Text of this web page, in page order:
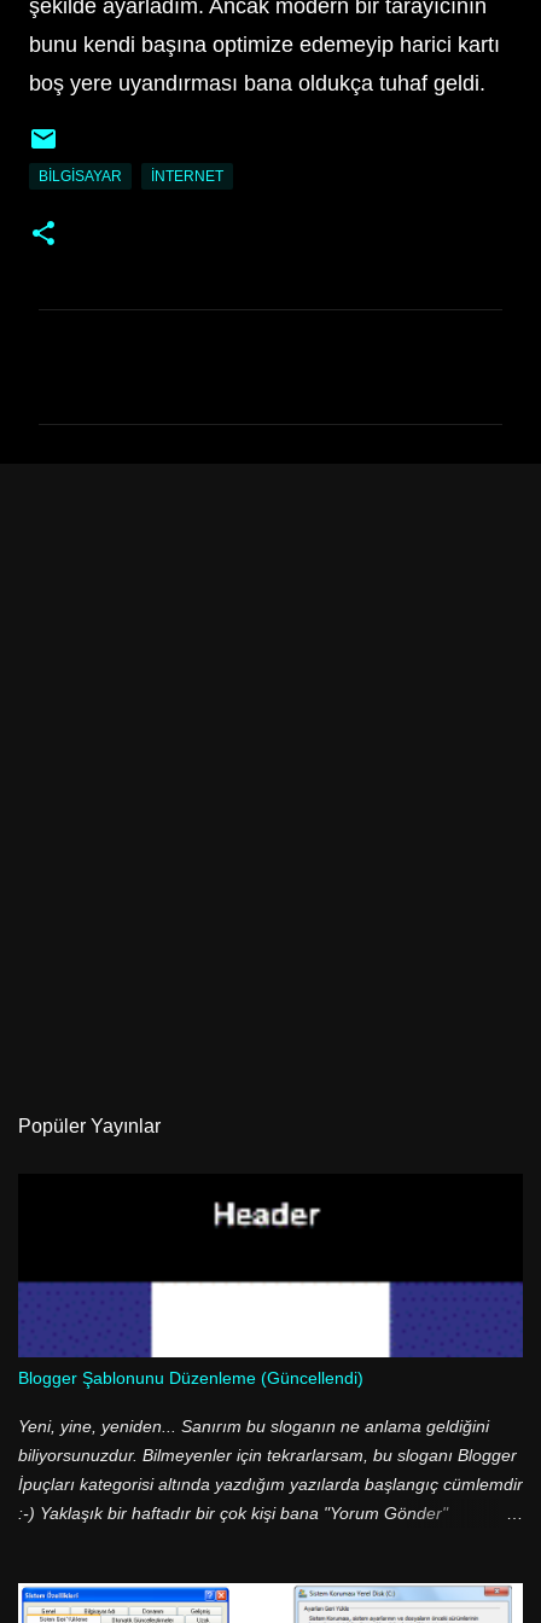
şekilde ayarladım. Ancak modern bir tarayıcının
bunu kendi başına optimize edemeyip harici kartı
boş yere uyandırması bana oldukça tuhaf geldi.
BILGISAYAR İNTERNET
Popüler Yayınlar
Blogger Şablonunu Düzenleme (Güncellendi)
Yeni, yine, yeniden... Sanırım bu sloganın ne anlama geldiğini
biliyorsunuzdur. Bilmeyenler için tekrarlarsam, bu sloganı Blogger
İpuçları kategorisi altında yazdığım yazılarda başlangıç cümlemdir
:-) Yaklaşık bir haftadır bir çok kişi bana "Yorum Gönder"
olmasına rağmen bir çok kişi bu ve bunun gibi basit işlemleri